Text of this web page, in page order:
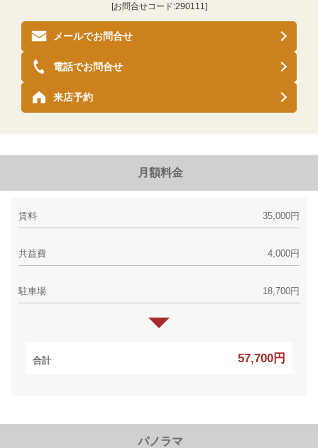
[お問合せコード:290111]
メールでお問合せ
来店予約
電話でお問合せ
月額料金
賃料 35,000円
共益費 4,000円
駐車場 18,700円
合計 57,700円
パノラマ